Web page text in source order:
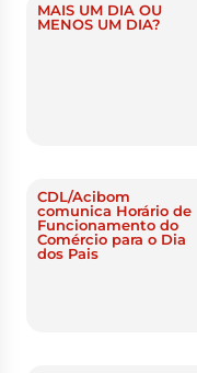
MAIS UM DIA OU
MENOS UM DIA?
CDL/Acibom
comunica Horário de
Funcionamento do
Comércio para o Dia
dos Pais